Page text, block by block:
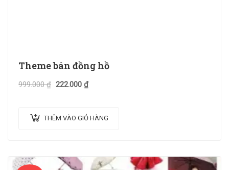
Theme bán đồng hồ
999.000₫ 222.000 ₫
THÊM VÀO GIỎ HÀNG